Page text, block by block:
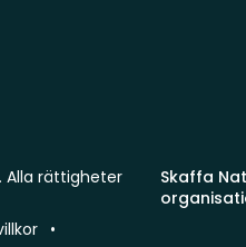
Skaffa
Alla rättigheter